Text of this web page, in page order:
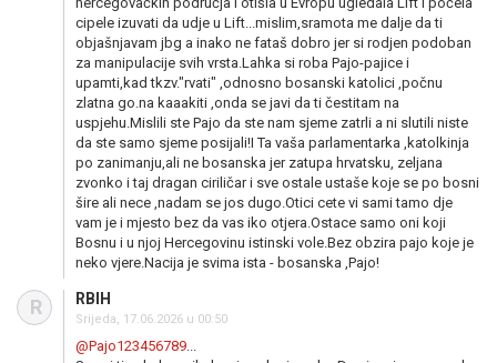
cipele izuvati da udje u Lift...mislim,sramota me dalje da ti
objašnjavam jbg a inako ne fataš dobro jer si rodjen podoban
za manipulacije svih vrsta.Lahka si roba Pajo-pajice i
upamti,kad tkzv."rvati" ,odnosno bosanski katolici ,počnu
zlatna go.na kaaakiti ,onda se javi da ti čestitam na
uspjehu.Mislili ste Pajo da ste nam sjeme zatrli a ni slutili niste
da ste samo sjeme posijali!I Ta vaša parlamentarka ,katolkinja
po zanimanju,ali ne bosanska jer zatupa hrvatsku, zeljana
zvonko i taj dragan ciriličar i sve ostale ustaše koje se po bosni
šire ali nece ,nadam se jos dugo.Otici cete vi sami tamo dje
vam je i mjesto bez da vas iko otjera.Ostace samo oni koji
Bosnu i u njoj Hercegovinu istinski vole.Bez obzira pajo koje je
neko vjere.Nacija je svima ista - bosanska ,Pajo!
R RBIH
Srijeda, 17.06.2026 u 00:50
@Pajo123456789...